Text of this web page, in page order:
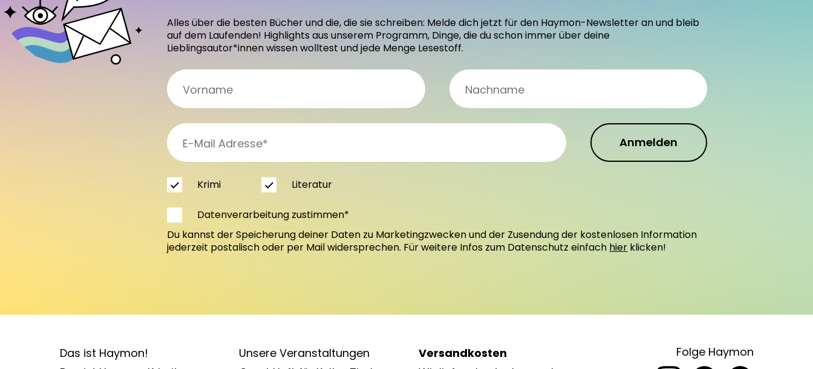
Alles über die besten Bücher und die, die sie schreiben: Melde dich jetzt für den Haymon-Newsletter an und bleib
auf dem Laufenden! Highlights aus unserem Programm, Dinge, die du schon immer über deine
Lieblingsautor*innen wissen wolltest und jede Menge Lesestoff.
Anmelden
Krimi Literatur
Datenverarbeitung zustimmen*
Du kannst der Speicherung deiner Daten zu Marketingzwecken und der Zusendung der kostenlosen Information
jederzeit postalisch oder per Mail widersprechen. Für weitere Infos zum Datenschutz einfach hier klicken!
Das ist Haymon!
Unsere Veranstaltungen
Versandkosten
Folge Haymon